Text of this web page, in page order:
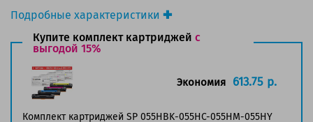
Подробные характеристики
Производитель принтера:Canon
Производитель:Solution Print
Вид товара:
Оригинальность:
Аналог:055HM (3018C002)
Цвет:Пурпурный
Купите комплект картриджей с
выгодой 15%
Комплект картриджей SP 055HBK-055HC-055HM-055HY
Экономия 613.75 р.